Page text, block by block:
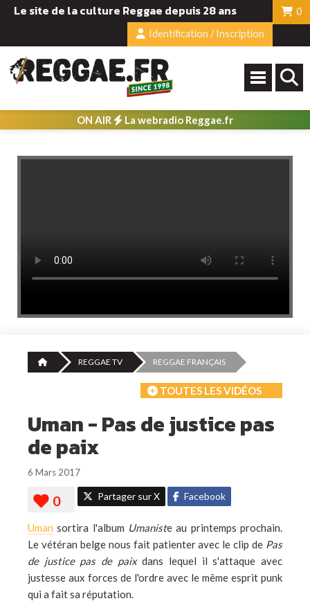
Le site de la culture Reggae depuis 28 ans
0
Identification / Inscription
ON AIR La webradio Reggae.fr
REGGAE TV REGGAE FRANÇAIS
TOUTES LES VIDÉOS
Uman - Pas de justice pas
de paix
6 Mars 2017
Partager sur X Facebook
Uman sortira l'album Umaniste au printemps prochain.
Le vétéran belge nous fait patienter avec le clip de Pas
de justice pas de paixdans lequel il s'attaque avec
justesse aux forces de l'ordre avec le même esprit punk
qui a fait sa réputation.